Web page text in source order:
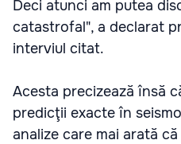
Deci atunci am putea
catastrofal", a declarat
interviul citat.
Acesta precizează însă
predicţii exacte în
analize care mai arată